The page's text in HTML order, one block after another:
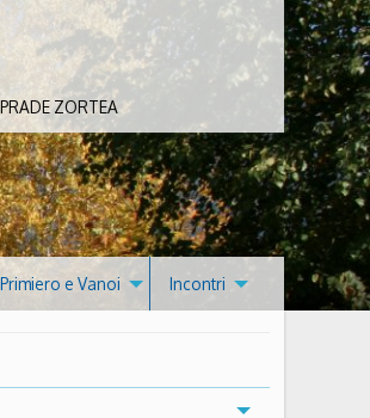
ZORTEA
e Vanoi Incontri